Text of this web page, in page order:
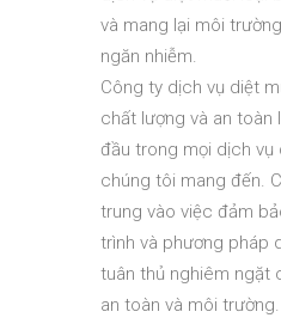
và mang lại môi
ngăn nhiễm.
Công ty dịch vụ diệt
chất lượng và an toàn
đầu trong mọi dịch vụ
chúng tôi mang đến.
trung vào việc đảm
trình và phương pháp
tuân thủ nghiêm ngặt
an toàn và môi trường.